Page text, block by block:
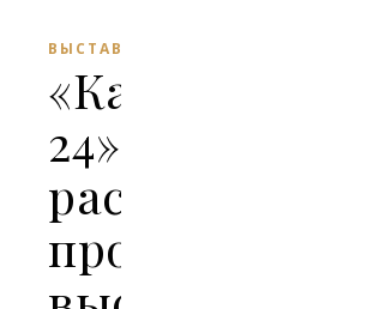
ВЫСТАВКИ
«Катунь
24»
рассказали
про